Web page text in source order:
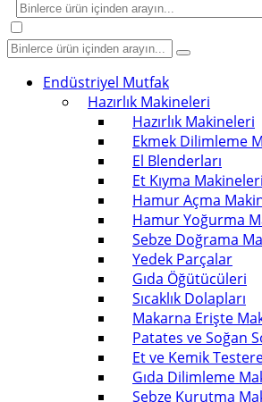
Endüstriyel Mutfak
Hazırlık Makineleri
Hazırlık Makineleri
Ekmek Dilimleme
El Blenderları
Et Kıyma Makineleri
Hamur Açma
Hamur Yoğurma
Sebze Doğrama
Yedek Parçalar
Gıda Öğütücüleri
Sıcaklık Dolapları
Makarna Erişte
Patates ve Soğan
Et ve Kemik
Gıda Dilimleme
Sebze Kurutma